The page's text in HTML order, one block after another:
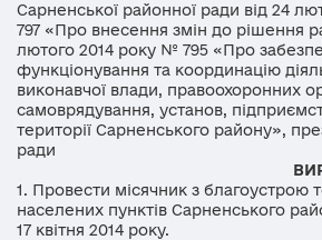
Сарненської районної ради від 24
797 «Про внесення змін до рішення
лютого 2014 року № 795 «Про
функціонування та координацію
виконавчої влади, правоохоронних
самоврядування, установ,
території Сарненського району»,
ради
1. Провести місячник з благоустрою
населених пунктів Сарненського
17 квітня 2014 року.